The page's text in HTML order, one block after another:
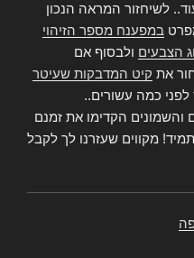
לשיחזור המראה הנכון
במפענח מספר הזיהוי
הצבעים ולבסוף אם
את קיט המדבקות שעיטר
כמה עשורים..
והשמונים הקדימו את זמנם
מקווים שעזרנו לך לקבל